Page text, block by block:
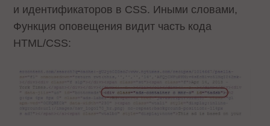
и идентификаторов в CSS. Иными словами,
Функция оповещения видит часть кода
HTML/CSS: